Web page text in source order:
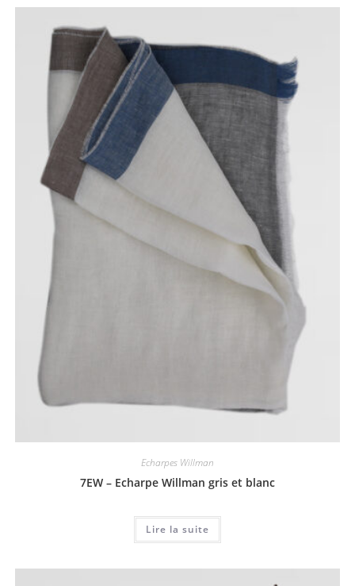
Echarpes Willman
7EW – Echarpe Willman gris et blanc
Lire la suite